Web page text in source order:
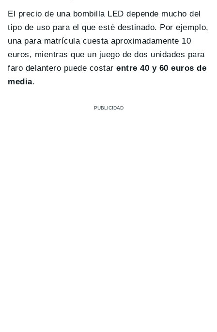
El precio de una bombilla LED depende mucho del
tipo de uso para el que esté destinado. Por ejemplo,
una para matrícula cuesta aproximadamente 10
euros, mientras que un juego de dos unidades para
faro delantero puede costarentre 40 y 60 euros de
media.